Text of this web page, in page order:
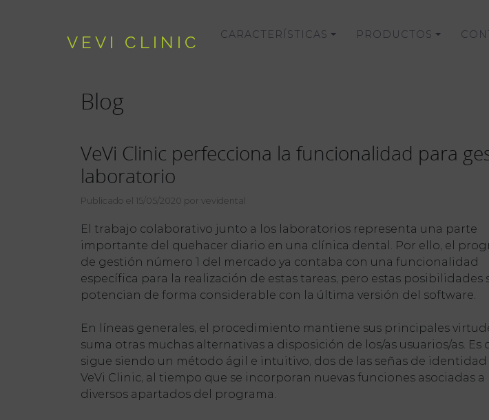
VEVI CLINIC CARACTERÍSTICAS PRODUCTOS
Blog
VeVi Clinic perfecciona la funcionalidad para
laboratorio
Publicado el 15/05/2020 por vevidental
El trabajo colaborativo junto a los laboratorios representa una parte
importante del quehacer diario en una clínica dental. Por ello, el
de gestión número 1 del mercado ya contaba con una funcionalidad
específica para la realización de estas tareas, pero estas posibilidades
potencian de forma considerable con la última versión del software.
En líneas generales, el procedimiento mantiene sus principales
suma otras muchas alternativas a disposición de los/as usuarios/as. Es
sigue siendo un método ágil e intuitivo, dos de las señas de identidad
VeVi Clinic, al tiempo que se incorporan nuevas funciones asociadas a
diversos apartados del programa.